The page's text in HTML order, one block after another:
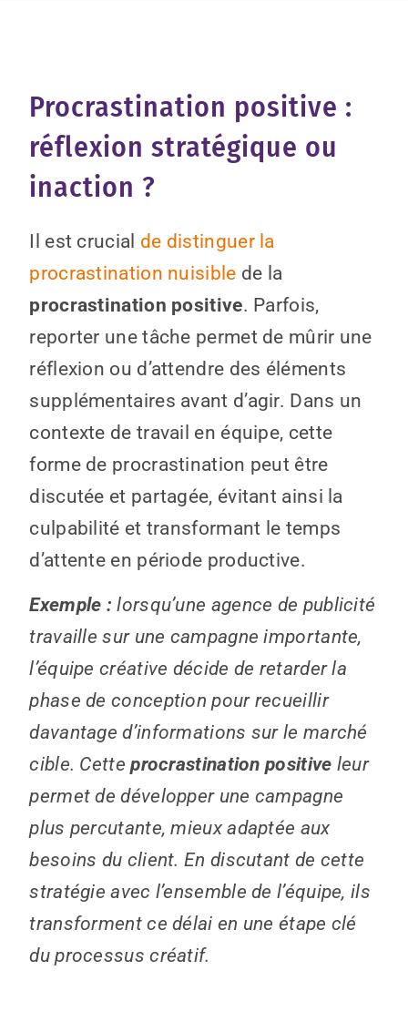
Procrastination positive :
réflexion stratégique ou
inaction ?
Il est crucial de distinguer la
procrastination nuisible de la
procrastination positive. Parfois,
reporter une tâche permet de mûrir une
réflexion ou d’attendre des éléments
supplémentaires avant d’agir. Dans un
contexte de travail en équipe, cette
forme de procrastination peut être
discutée et partagée, évitant ainsi la
culpabilité et transformant le temps
d’attente en période productive.
Exemple : lorsqu’une agence de publicité
travaille sur une campagne importante,
l’équipe créative décide de retarder la
phase de conception pour recueillir
davantage d’informations sur le marché
cible. Cetteprocrastination positive leur
permet de développer une campagne
plus percutante, mieux adaptée aux
besoins du client. En discutant de cette
stratégie avec l’ensemble de l’équipe, ils
transforment ce délai en une étape clé
du processus créatif.